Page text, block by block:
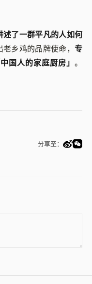
述了一群平凡的人如何
老乡鸡的品牌使命，专
国人的家庭厨房」 。
分享至：